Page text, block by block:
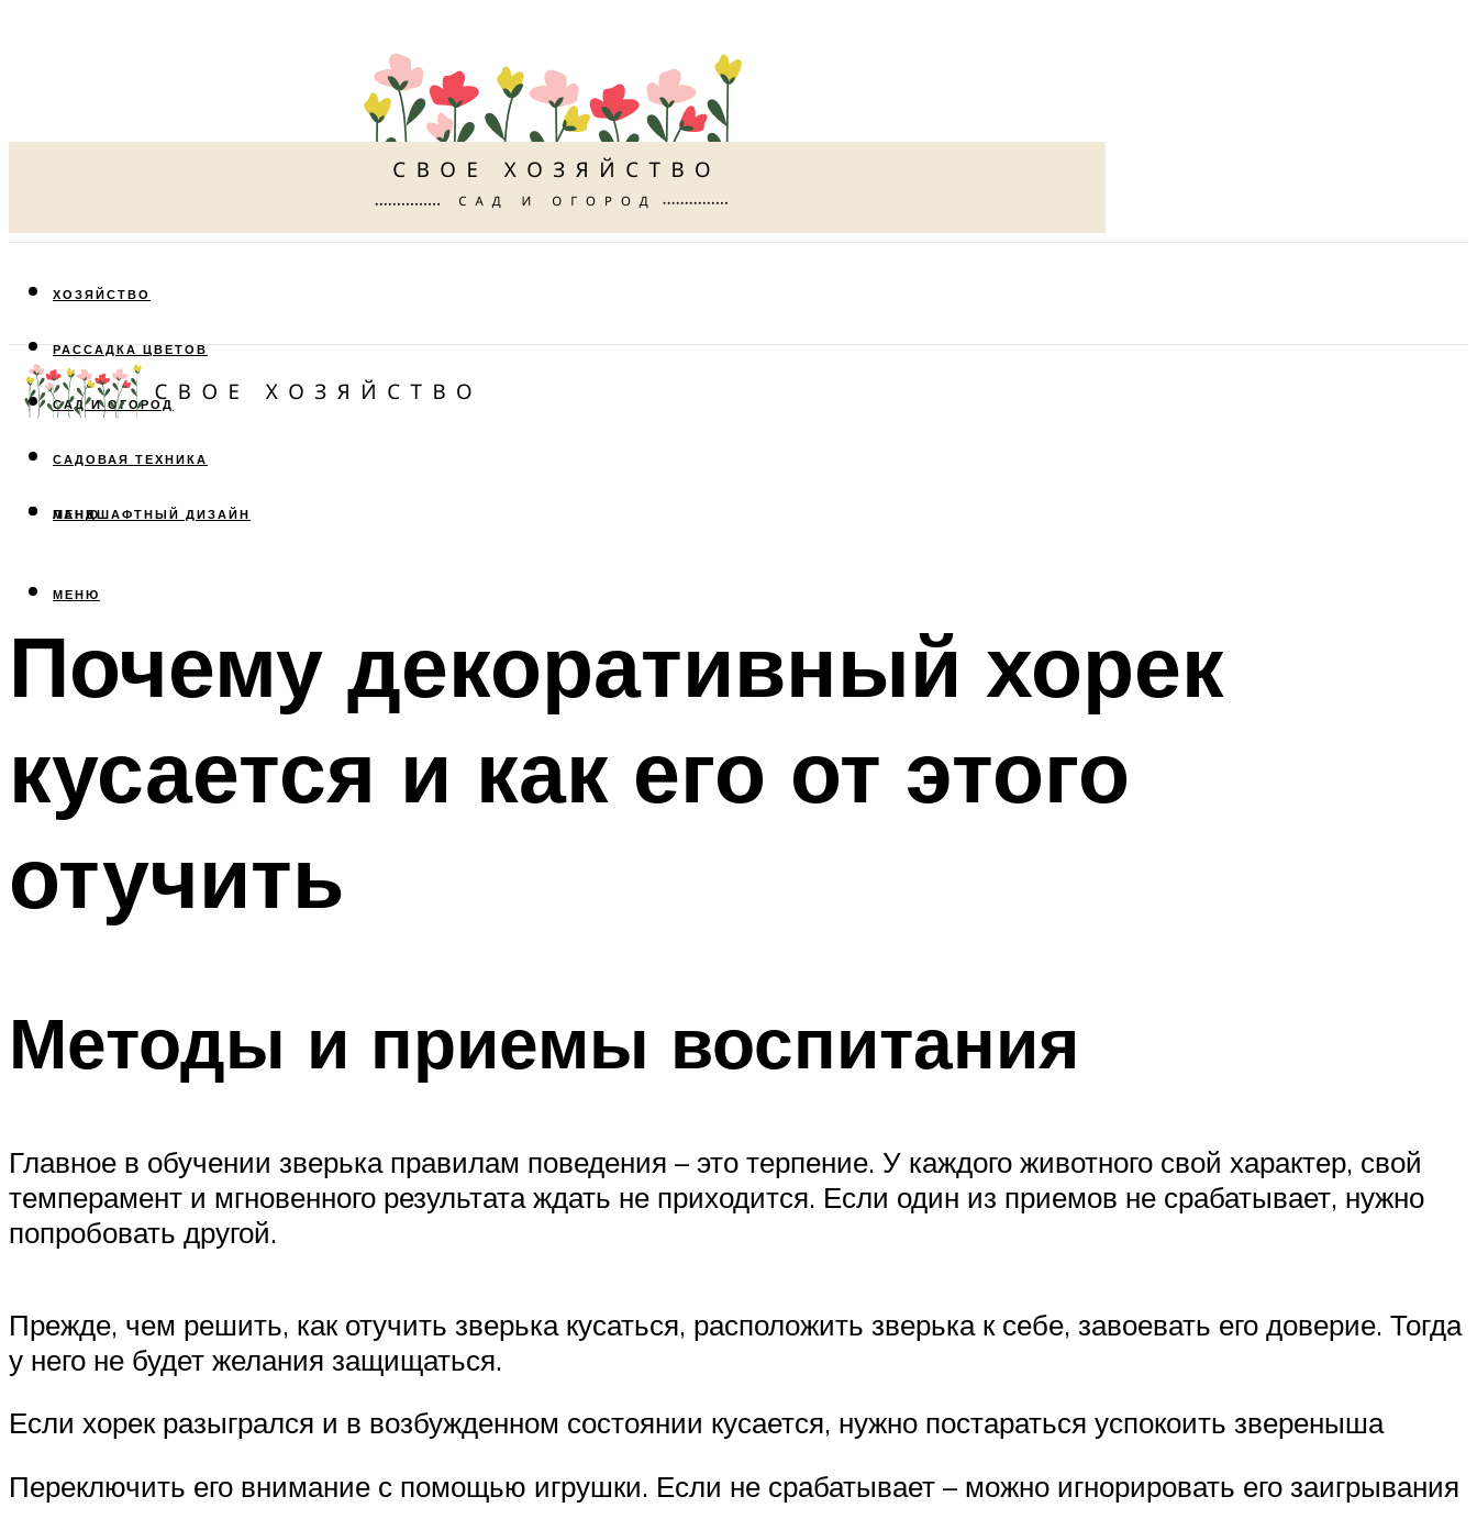
ХОЗЯЙСТВО
РАССАДКА ЦВЕТОВ
САД И ОГОРОД
САДОВАЯ ТЕХНИКА
ЛАНДШАФТНЫЙ ДИЗАЙН
МЕНЮ
МЕНЮ
Почему декоративный хорек
кусается и как его от этого
отучить
Методы и приемы воспитания
Главное в обучении зверька правилам поведения – это терпение. У каждого животного свой характер, свой
темперамент и мгновенного результата ждать не приходится. Если один из приемов не срабатывает, нужно
попробовать другой.
Прежде, чем решить, как отучить зверька кусаться, расположить зверька к себе, завоевать его доверие. Тогда
у него не будет желания защищаться.
Если хорек разыгрался и в возбужденном состоянии кусается, нужно постараться успокоить звереныша
Переключить его внимание с помощью игрушки. Если не срабатывает – можно игнорировать его заигрывания